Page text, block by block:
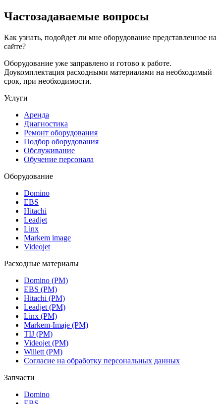
Частозадаваемые вопросы
Как узнать, подойдет ли мне оборудование представленное на
сайте?
Оборудование уже заправлено и готово к работе.
Доукомплектация расходными материалами на необходимый
срок, при необходимости.
Услуги
Аренда
Диагностика
Ремонт оборудования
Подбор оборудования
Обслуживание
Обучение персонала
Оборудование
Domino
EBS
Hitachi
Leadjet
Linx
Markem image
Videojet
Расходные материалы
Domino (РМ)
EBS (РМ)
Hitachi (РМ)
Leadjet (РМ)
Linx (РМ)
Markem-Imaje (РМ)
TIJ (РМ)
Videojet (РМ)
Willett (РМ)
Согласие на обработку персональных данных
Запчасти
Domino